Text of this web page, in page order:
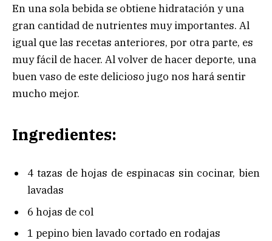
En una sola bebida se obtiene hidratación y una
gran cantidad de nutrientes muy importantes. Al
igual que las recetas anteriores, por otra parte, es
muy fácil de hacer. Al volver de hacer deporte, una
buen vaso de este delicioso jugo nos hará sentir
mucho mejor.
Ingredientes:
4 tazas de hojas de espinacas sin cocinar, bien
lavadas
6 hojas de col
1 pepino bien lavado cortado en rodajas